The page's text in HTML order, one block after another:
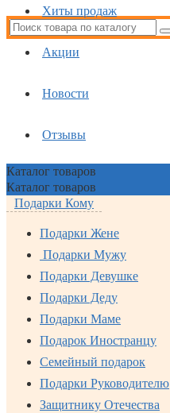
Хиты продаж
Акции
Новости
Отзывы
Каталог товаров
Каталог товаров
Подарки Кому
Подарки Жене
Подарки Мужу
Подарки Девушке
Подарки Деду
Подарки Маме
Подарок Иностранцу
Семейный подарок
Подарки Руководителю
Защитнику Отечества